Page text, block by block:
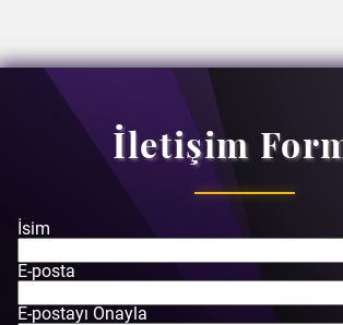
İletişim
İsim
E-posta
E-postayı Onayla